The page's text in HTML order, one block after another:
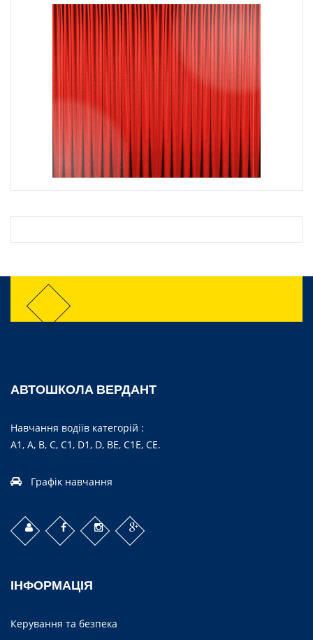
АВТОШКОЛА ВЕРДАНТ
Навчання водіїв категорій :
А1, А, B, C, C1, D1, D, BE, C1E, CE.
Графік навчання
ІНФОРМАЦІЯ
Керування та безпека